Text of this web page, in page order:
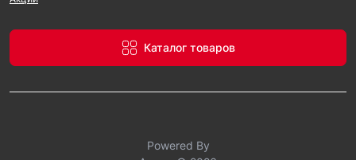
пылесос для производственных нужд с гарантией от
и подробные описания помогут вам быстро выбрать
подходящую модель.
Мы также обеспечиваем быструю и надежную доставку
Каталог товаров
Powered By